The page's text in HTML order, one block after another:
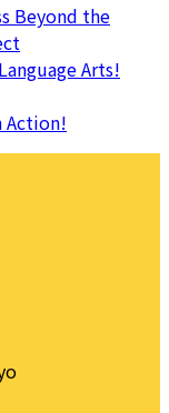
Beyond the
Arts!
Action!